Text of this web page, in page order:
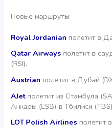
Новые маршруты
Royal Jordanian полетит в
Qatar Airways полетит в
(RSI).
Austrianполетит в Дубай
AJetполетит из Стамбула
Анкары (ESB) в Тбилиси
LOT Polish Airlines полетит